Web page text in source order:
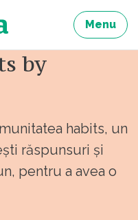
Menu
by
habits, un
răspunsuri și
pentru a avea o